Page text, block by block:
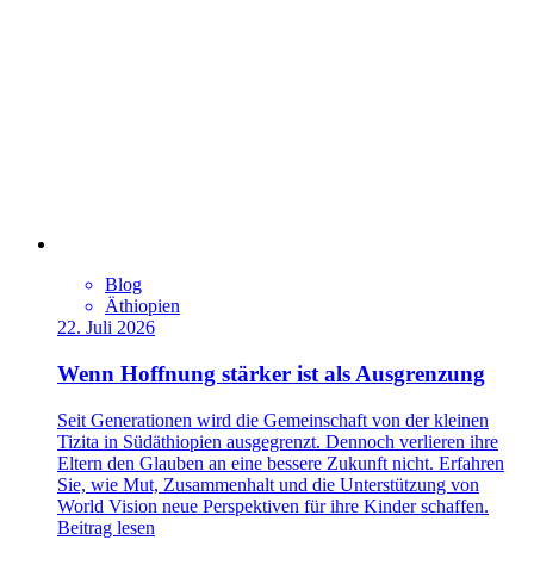
Blog
Äthiopien
22. Juli 2026
Wenn Hoffnung stärker ist als Ausgrenzung
Seit Generationen wird die Gemeinschaft von der kleinen
Tizita in Südäthiopien ausgegrenzt. Dennoch verlieren ihre
Eltern den Glauben an eine bessere Zukunft nicht. Erfahren
Sie, wie Mut, Zusammenhalt und die Unterstützung von
World Vision neue Perspektiven für ihre Kinder schaffen.
Beitrag lesen